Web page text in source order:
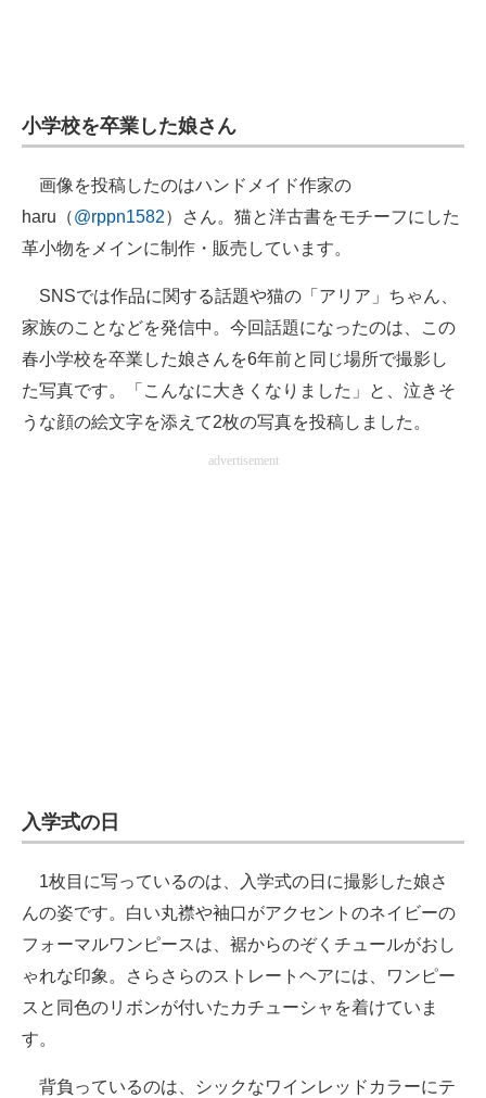
小学校を卒業した娘さん
画像を投稿したのはハンドメイド作家の
haru（@rppn1582）さん。猫と洋古書をモチーフにした
革小物をメインに制作・販売しています。
SNSでは作品に関する話題や猫の「アリア」ちゃん、
家族のことなどを発信中。今回話題になったのは、この
春小学校を卒業した娘さんを6年前と同じ場所で撮影し
た写真です。「こんなに大きくなりました」と、泣きそ
うな顔の絵文字を添えて2枚の写真を投稿しました。
advertisement
入学式の日
1枚目に写っているのは、入学式の日に撮影した娘さ
んの姿です。白い丸襟や袖口がアクセントのネイビーの
フォーマルワンピースは、裾からのぞくチュールがおし
ゃれな印象。さらさらのストレートヘアには、ワンピー
スと同色のリボンが付いたカチューシャを着けていま
す。
背負っているのは、シックなワインレッドカラーにテ